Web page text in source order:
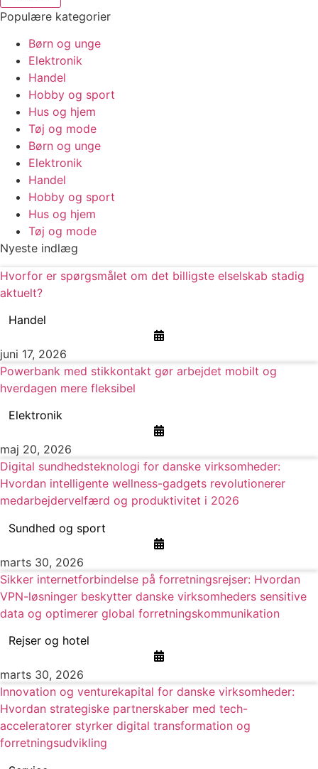
Populære kategorier
Børn og unge
Elektronik
Handel
Hobby og sport
Hus og hjem
Tøj og mode
Børn og unge
Elektronik
Handel
Hobby og sport
Hus og hjem
Tøj og mode
Nyeste indlæg
Hvorfor er spørgsmålet om det billigste elselskab stadig
aktuelt?
Handel
juni 17, 2026
Powerbank med stikkontakt gør arbejdet mobilt og
hverdagen mere fleksibel
Elektronik
maj 20, 2026
Digital sundhedsteknologi for danske virksomheder:
Hvordan intelligente wellness-gadgets revolutionerer
medarbejdervelfærd og produktivitet i 2026
Sundhed og sport
marts 30, 2026
Sikker internetforbindelse på forretningsrejser: Hvordan
VPN-løsninger beskytter danske virksomheders sensitive
data og optimerer global forretningskommunikation
Rejser og hotel
marts 30, 2026
Innovation og venturekapital for danske virksomheder:
Hvordan strategiske partnerskaber med tech-
acceleratorer styrker digital transformation og
forretningsudvikling